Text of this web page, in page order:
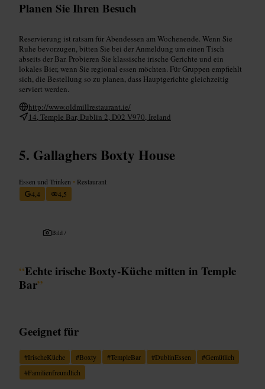
Planen Sie Ihren Besuch
Reservierung ist ratsam für Abendessen am Wochenende. Wenn Sie
Ruhe bevorzugen, bitten Sie bei der Anmeldung um einen Tisch
abseits der Bar. Probieren Sie klassische irische Gerichte und ein
lokales Bier, wenn Sie regional essen möchten. Für Gruppen empfiehlt
sich, die Bestellung so zu planen, dass Hauptgerichte gleichzeitig
serviert werden.
http://www.oldmillrestaurant.ie/
14, Temple Bar, Dublin 2, D02 V970, Ireland
Gallaghers Boxty House
Essen und Trinken • Restaurant
4,4
4,5
Bild /
“Echte irische Boxty‑Küche mitten in Temple
Bar”
Geeignet für
#IrischeKüche #Boxty #TempleBar #DublinEssen #Gemütlich
#Familienfreundlich